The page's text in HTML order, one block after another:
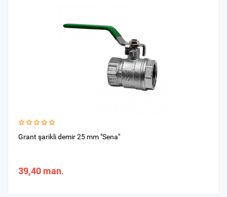
Grant şarikli demir 25 mm "Sena"
39,40 man.